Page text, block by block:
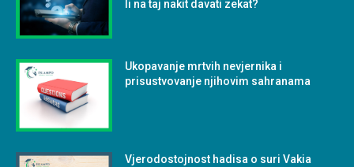
li na taj nakit davati zekat?
Ukopavanje mrtvih nevjernika i
prisustvovanje njihovim sahranama
Vjerodostojnost hadisa o suri Vakia